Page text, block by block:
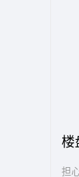
楼
担